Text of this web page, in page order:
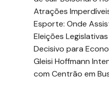
Atrações
Esporte: Onde
Eleições
Decisivo para
Gleisi Hoffmann
com Centrão em